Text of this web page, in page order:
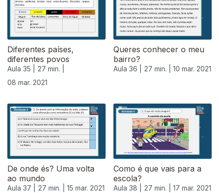
Diferentes países,
diferentes povos
Aula 35 |
27 min. |
08 mar. 2021
Queres conhecer o meu
bairro?
Aula 36 | 27 min. | 10 mar. 2021
De onde és? Uma volta
ao mundo
Aula 37 | 27 min. | 15 mar. 2021
Como é que vais para a
escola?
Aula 38 | 27 min. | 17 mar. 2021